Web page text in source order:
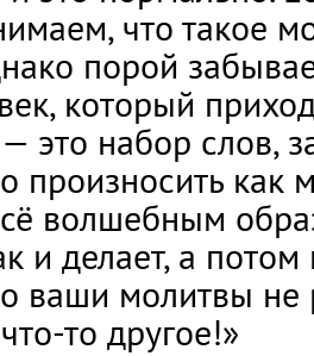
что такое
порой
который
это набор слов,
произносить как
волшебным
и делает, а
ваши молитвы не
то другое!»